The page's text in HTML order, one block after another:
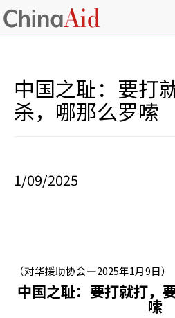
中国之耻：要打
杀，哪那么罗嗦
1/09/2025
（对华援助协会—2025年1月9日）
中国之耻：要打就打，
嗦